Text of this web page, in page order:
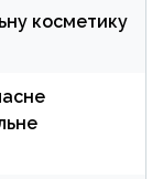
косметику